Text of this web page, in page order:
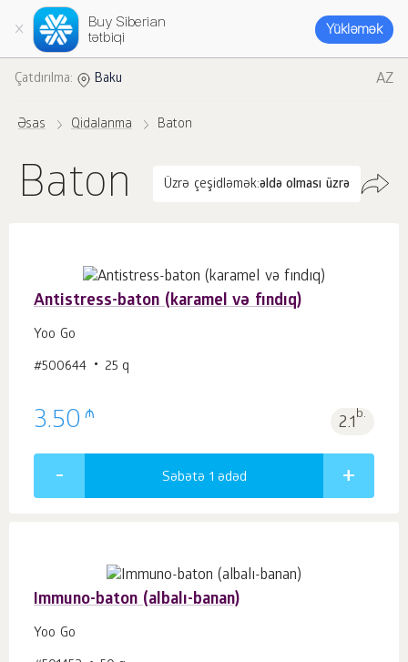
Buy Siberian
tətbiqi
Yükləmək
Çatdırılma: Baku AZ
Əsas Qidalanma Baton
Baton Üzrə çeşidləmək:əldə olması üzrə
Antistress-baton (karamel və fındıq)
Yoo Gо
#500644 25 q
3.50 ₼ 2.1b.
Səbətə 1 ədəd
Immuno-baton (albalı-banan)
Yoo Gо